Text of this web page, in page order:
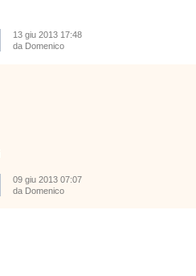
13 giu 2013 17:48
da Domenico
09 giu 2013 07:07
da Domenico